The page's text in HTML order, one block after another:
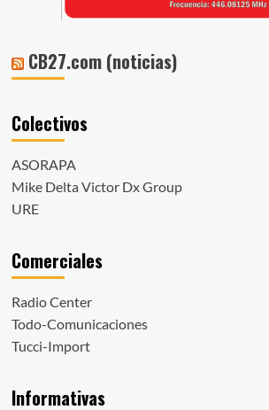
CB27.com (noticias)
Colectivos
ASORAPA
Mike Delta Victor Dx Group
URE
Comerciales
Radio Center
Todo-Comunicaciones
Tucci-Import
Informativas